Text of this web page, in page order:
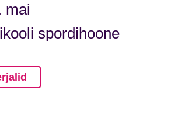
mai
spordihoone